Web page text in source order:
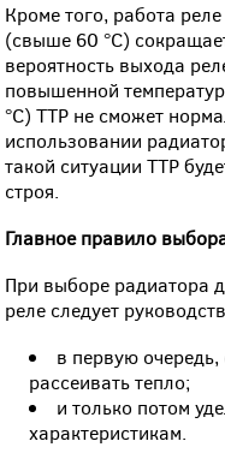
Кроме того, работа
(свыше 60 °С)
вероятность выхода
повышенной
°С) ТТР не сможет
использовании
такой ситуации ТТР
строя.
Главное правило
При выборе радиатора
реле следует
в первую
рассеивать тепло;
и только потом
характеристикам.